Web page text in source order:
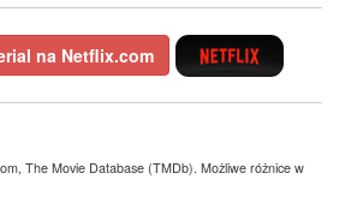
na Netflix.com
The Movie Database (TMDb). Możliwe różnice w